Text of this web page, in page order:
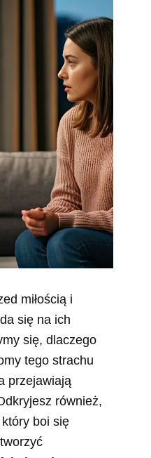
miłością i
się na ich
się, dlaczego
tego strachu
przejawiają
również,
boi się